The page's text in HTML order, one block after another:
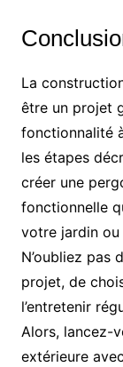
La
être un projet
fonctionnalité
les étapes
créer une
fonctionnelle
votre jardin ou
N’oubliez pas
projet, de
l’entretenir
Alors, lancez-
extérieure